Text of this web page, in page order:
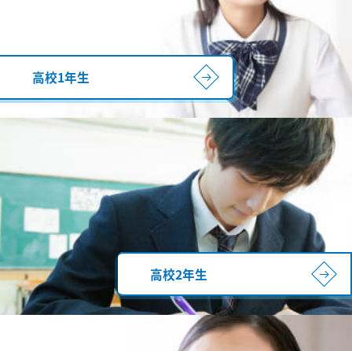
高校1年生
高校2年生